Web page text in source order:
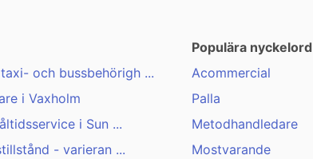
och bussbehörigh ...
i Vaxholm
i Sun ...
- varieran ...
Populära nyckelord
Acommercial
Palla
Metodhandledare
Mostvarande